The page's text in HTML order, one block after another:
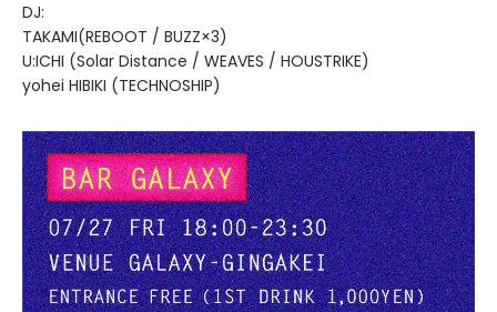
DJ:
TAKAMI(REBOOT / BUZZ×3)
U:ICHI (Solar Distance / WEAVES / HOUSTRIKE)
yohei HIBIKI (TECHNOSHIP)